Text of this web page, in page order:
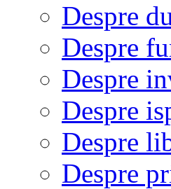
Despre
Despre
Despre
Despre
Despre
Despre